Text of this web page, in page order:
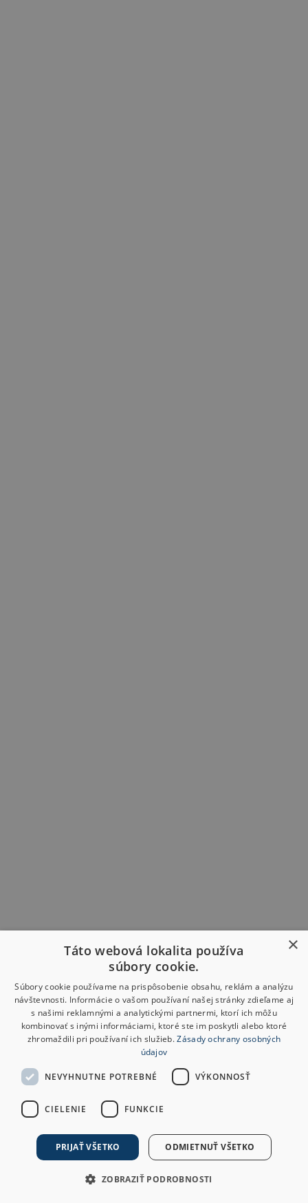
×
Táto webová lokalita používa
súbory cookie.
Súbory cookie používame na prispôsobenie obsahu, reklám a analýzu
návštevnosti. Informácie o vašom používaní našej stránky zdieľame aj
s našimi reklamnými a analytickými partnermi, ktorí ich môžu
kombinovať s inými informáciami, ktoré ste im poskytli alebo ktoré
zhromaždili pri používaní ich služieb.Zásady ochrany osobných
údajov
NEVYHNUTNE POTREBNÉ VÝKONNOSŤ
CIELENIE FUNKCIE
PRIJAŤ VŠETKO ODMIETNUŤ VŠETKO
ZOBRAZIŤ PODROBNOSTI